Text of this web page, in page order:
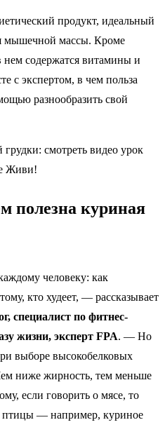
продукт, идеальный
мышечной массы. Кроме
нем содержатся витамины и
с экспертом, в чем польза
разнообразить свой
полезна куриная
человеку: как
кто худеет, — рассказывает
специалист по фитнес-
жизни, эксперт FPA. — Но
выборе высокобелковых
ниже жирность, тем меньше
если говорить о мясе, то
птицы — например, куриное